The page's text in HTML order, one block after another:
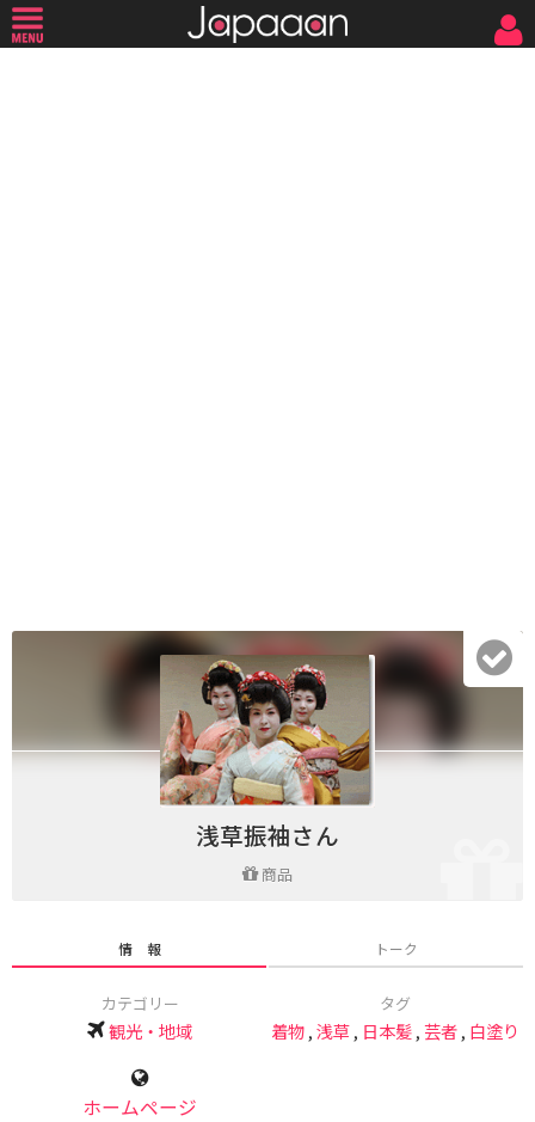
浅草振袖さん
商品
情 報 トーク
カテゴリー
観光・地域
タグ
着物,浅草, 日本髪,芸者, 白塗り
ホームページ